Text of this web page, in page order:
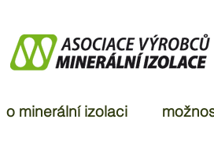
o minerální izolaci